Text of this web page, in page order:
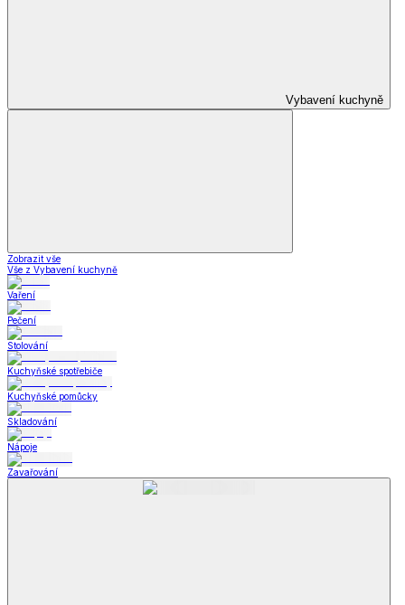
Vybavení kuchyně
Zobrazit vše
Vše z Vybavení kuchyně
Vaření
Pečení
Stolování
Kuchyňské spotřebiče
Kuchyňské pomůcky
Skladování
Nápoje
Zavařování